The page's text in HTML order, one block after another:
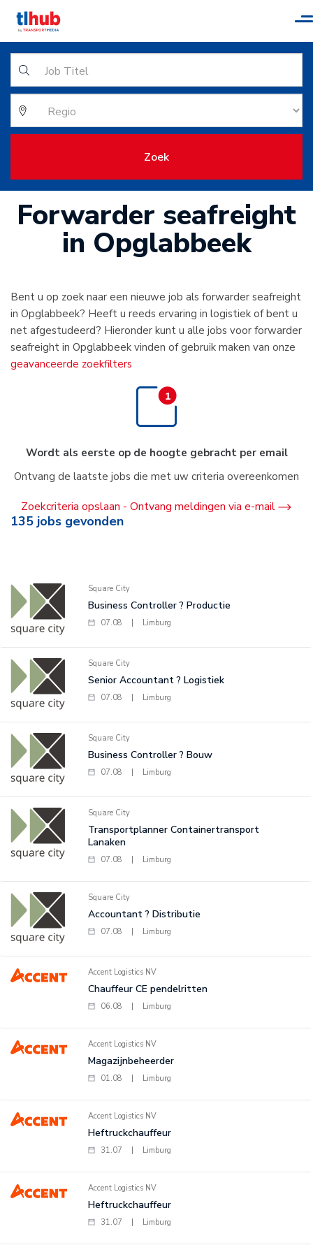
Zoek
Forwarder seafreight
in Opglabbeek
Bent u op zoek naar een nieuwe job als forwarder seafreight
in Opglabbeek? Heeft u reeds ervaring in logistiek of bent u
net afgestudeerd? Hieronder kunt u alle jobs voor forwarder
seafreight in Opglabbeek vinden of gebruik maken van onze
geavanceerde zoekfilters
Wordt als eerste op de hoogte gebracht per email
Ontvang de laatste jobs die met uw criteria overeenkomen
Zoekcriteria opslaan - Ontvang meldingen via e-mail
135 jobs gevonden
Square City
Business Controller ? Productie
07.08 Limburg
Square City
Senior Accountant ? Logistiek
07.08 Limburg
Square City
Business Controller ? Bouw
07.08 Limburg
Square City
Transportplanner Containertransport
Lanaken
07.08 Limburg
Square City
Accountant ? Distributie
07.08 Limburg
Accent Logistics NV
Chauffeur CE pendelritten
06.08 Limburg
Accent Logistics NV
Magazijnbeheerder
01.08 Limburg
Accent Logistics NV
Heftruckchauffeur
31.07 Limburg
Accent Logistics NV
Heftruckchauffeur
31.07 Limburg